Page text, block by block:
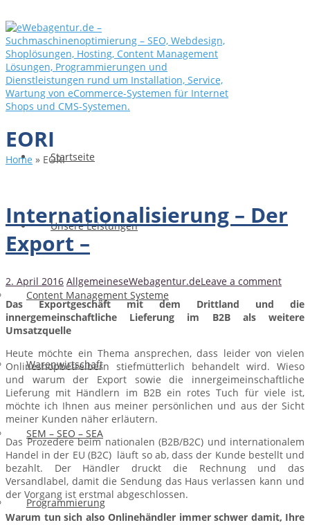
Startseite
Unsere Leistungen
Content Management Systeme
Warenwirtschaft
SEM – SEO – SEA
Programmierung
EORI
Home » EORI
Internationalisierung – Der
Export –
2. April 2016 AllgemeineseWebagentur.deLeave a comment
Das Exportgeschäft mit dem Drittland und die
innergemeinschaftliche Lieferung im B2B als weitere
Umsatzquelle
Heute möchte ein Thema ansprechen, dass leider von vielen
Onlineshopbetreibern stiefmütterlich behandelt wird. Wieso
und warum der Export sowie die innergeimeinschaftliche
Lieferung mit Händlern im B2B ein rotes Tuch für viele ist,
möchte ich Ihnen aus meiner persönlichen und aus der Sicht
meiner Kunden näher erläutern.
Das Prozedere beim nationalen (B2B/B2C) und internationalem
Handel in der EU (B2C) läuft so ab, dass der Kunde bestellt und
bezahlt. Der Händler druckt die Rechnung und das
Versandlabel, damit die Sendung das Haus verlassen kann und
der Vorgang ist erstmal abgeschlossen.
Warum tun sich also Onlinehändler immer schwer damit, Ihre